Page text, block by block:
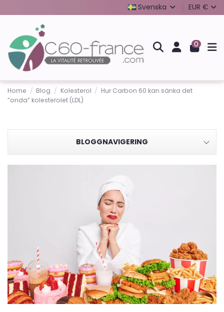
Svenska EUR €
0
Home Blog Kolesterol
Hur Carbon 60 kan sänka det
”onda” kolesterolet (LDL)
BLOGGNAVIGERING